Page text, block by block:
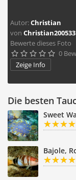
Autor:Christian
von Christian200533
Bewerte dieses Foto
     0
Zeige Info
Die besten
Sweet
Bajole,